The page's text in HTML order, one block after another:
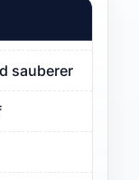
sauberer Proxy-